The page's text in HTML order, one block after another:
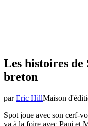
Les histoires
breton
par Eric HillMaison
Spot joue avec son cerf-
va à la foire avec Papi et